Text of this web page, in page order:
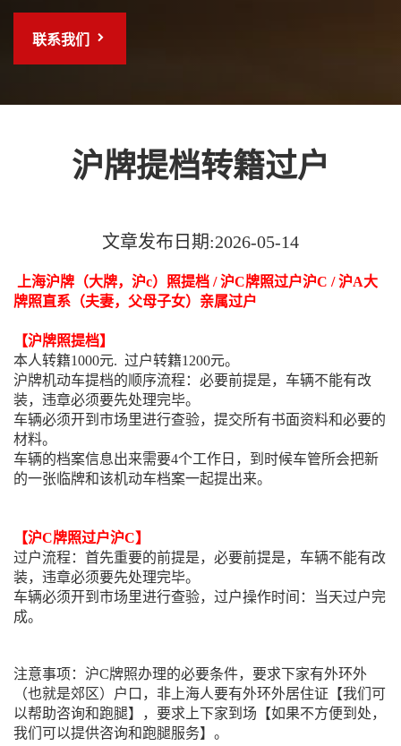
联系我们
沪牌提档转籍过户
文章发布日期:2026-05-14
上海沪牌（大牌，沪c）照提档 / 沪C牌照过户沪C / 沪A大
牌照直系（夫妻，父母子女）亲属过户
【沪牌照提档】
本人转籍1000元. 过户转籍1200元。
沪牌机动车提档的顺序流程：必要前提是，车辆不能有改
装，违章必须要先处理完毕。
车辆必须开到市场里进行查验，提交所有书面资料和必要的
材料。
车辆的档案信息出来需要4个工作日，到时候车管所会把新
的一张临牌和该机动车档案一起提出来。
【沪C牌照过户沪C】
过户流程：首先重要的前提是，必要前提是，车辆不能有改
装，违章必须要先处理完毕。
车辆必须开到市场里进行查验，过户操作时间：当天过户完
成。
注意事项：沪C牌照办理的必要条件，要求下家有外环外
（也就是郊区）户口，非上海人要有外环外居住证【我们可
以帮助咨询和跑腿】，要求上下家到场【如果不方便到处，
我们可以提供咨询和跑腿服务】。